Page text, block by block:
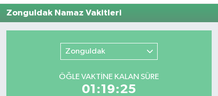
Zonguldak Namaz Vakitleri
Zonguldak
ÖĞLE VAKTİNE KALAN SÜRE
01:19:25
Hava Durumu
Namaz Vakitleri
Trafik Durumu
Süper Lig Puan Durumu ve Fikstür